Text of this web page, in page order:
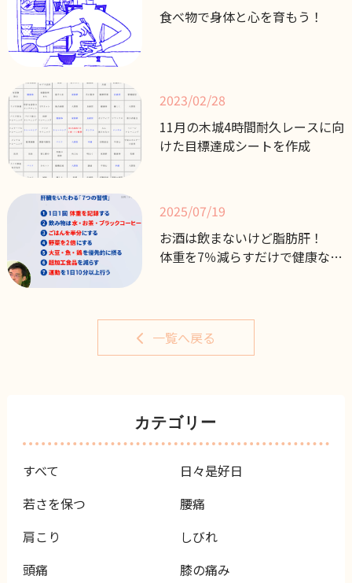
食べ物で身体と心を育もう！
2023/02/28
11月の木城4時間耐久レースに向
けた目標達成シートを作成
2025/07/19
お酒は飲まないけど脂肪肝！
体重を7％減らすだけで健康な肝
一覧へ戻る
カテゴリー
すべて
日々是好日
若さを保つ
腰痛
肩こり
しびれ
頭痛
膝の痛み